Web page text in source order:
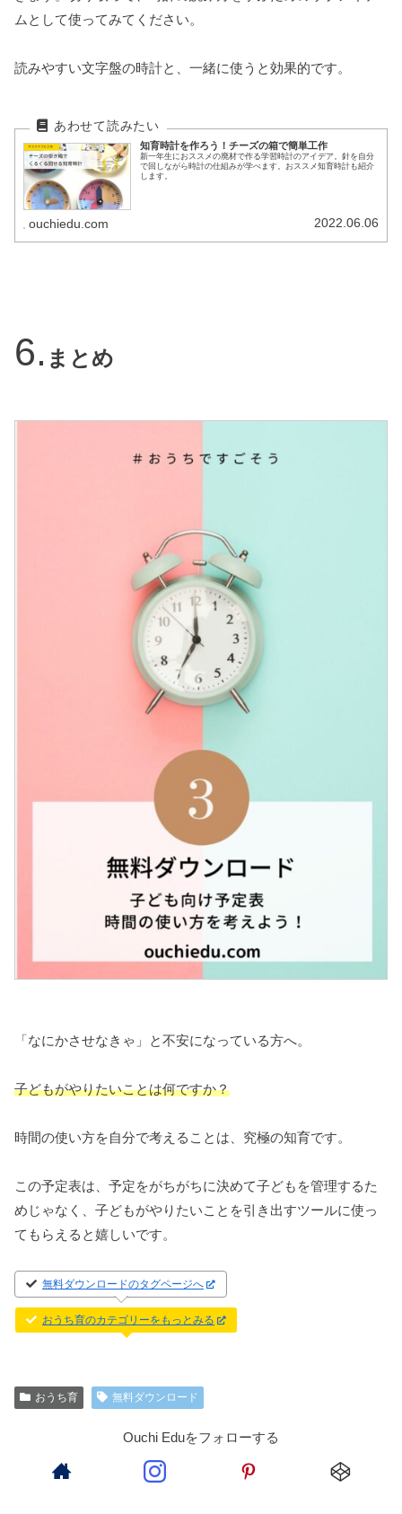
ムとして使ってみてください。
読みやすい文字盤の時計と、一緒に使うと効果的です。
知育時計を作ろう！チーズの箱で簡単工作
新一年生におススメの廃材で作る学習時計のアイデア。針を自分
で回しながら時計の仕組みが学べます。おススメ知育時計も紹介
します。
ouchiedu.com 2022.06.06
まとめ
「なにかさせなきゃ」と不安になっている方へ。
子どもがやりたいことは何ですか？
時間の使い方を自分で考えることは、究極の知育です。
この予定表は、予定をがちがちに決めて子どもを管理するた
めじゃなく、子どもがやりたいことを引き出すツールに使っ
てもらえると嬉しいです。
無料ダウンロードのタグページへ
おうち育のカテゴリーをもっとみる
おうち育 無料ダウンロード
Ouchi Eduをフォローする